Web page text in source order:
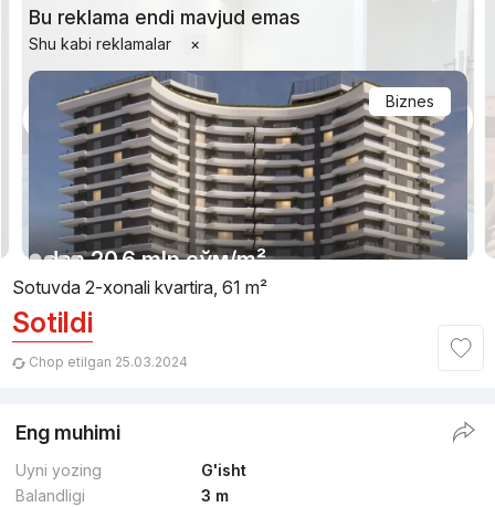
Bu reklama endi mavjud emas
Shu kabi reklamalar ×
Biznes
dan20.6 mln сўм/m²
Topshirilishi 4kv 2026
TJ «Pushkin»
1/8
Sotuvda 2-xonali kvartira, 61 m²
Sotildi
Chop etilgan 25.03.2024
Eng muhimi
Uyni yozing
G'isht
Balandligi
3 m